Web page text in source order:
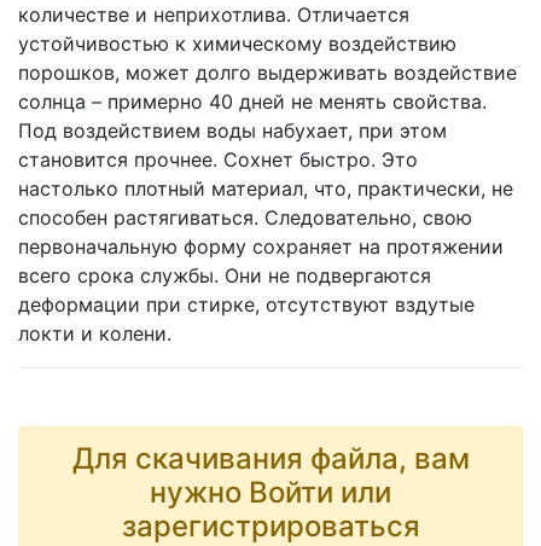
количестве и неприхотлива. Отличается
устойчивостью к химическому воздействию
порошков, может долго выдерживать воздействие
солнца – примерно 40 дней не менять свойства.
Под воздействием воды набухает, при этом
становится прочнее. Сохнет быстро. Это
настолько плотный материал, что, практически, не
способен растягиваться. Следовательно, свою
первоначальную форму сохраняет на протяжении
всего срока службы. Они не подвергаются
деформации при стирке, отсутствуют вздутые
локти и колени.
Для скачивания файла, вам
нужно Войти или
зарегистрироваться